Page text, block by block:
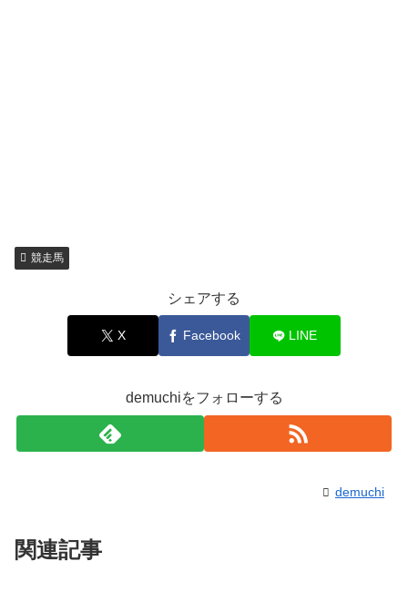
競走馬
シェアする
X Facebook LINE
demuchiをフォローする
demuchi
関連記事